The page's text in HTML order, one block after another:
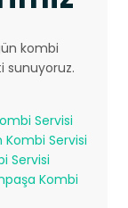
kombi
sunuyoruz.
Servisi
Kombi Servisi
Servisi
Kombi